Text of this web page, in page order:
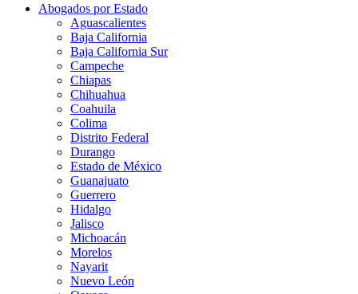
Abogados por Estado
Aguascalientes
Baja California
Baja California Sur
Campeche
Chiapas
Chihuahua
Coahuila
Colima
Distrito Federal
Durango
Estado de México
Guanajuato
Guerrero
Hidalgo
Jalisco
Michoacán
Morelos
Nayarit
Nuevo León